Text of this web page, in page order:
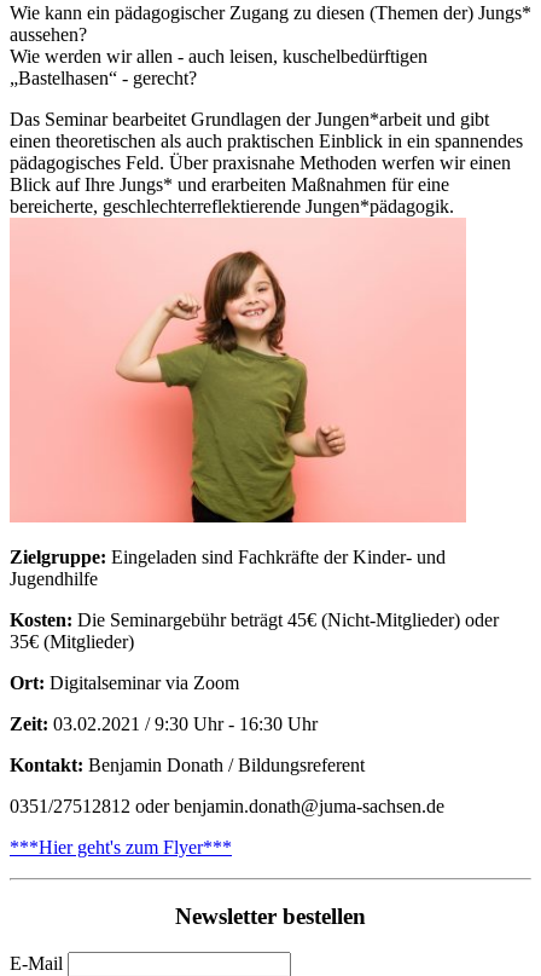
Wie kann ein pädagogischer Zugang zu diesen (Themen der) Jungs*
aussehen?
Wie werden wir allen - auch leisen, kuschelbedürftigen
„Bastelhasen“ - gerecht?
Das Seminar bearbeitet Grundlagen der Jungen*arbeit und gibt
einen theoretischen als auch praktischen Einblick in ein spannendes
pädagogisches Feld. Über praxisnahe Methoden werfen wir einen
Blick auf Ihre Jungs* und erarbeiten Maßnahmen für eine
bereicherte, geschlechterreflektierende Jungen*pädagogik.
Zielgruppe: Eingeladen sind Fachkräfte der Kinder- und
Jugendhilfe
Kosten: Die Seminargebühr beträgt 45€ (Nicht-Mitglieder) oder
35€ (Mitglieder)
Ort: Digitalseminar via Zoom
Zeit: 03.02.2021 / 9:30 Uhr - 16:30 Uhr
Kontakt: Benjamin Donath / Bildungsreferent
0351/27512812 oder benjamin.donath@juma-sachsen.de
***Hier geht's zum Flyer***
Newsletter bestellen
E-Mail